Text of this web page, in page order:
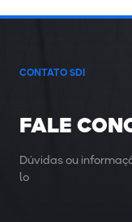
CONTATO SDI
FALE
Dúvidas ou
lo